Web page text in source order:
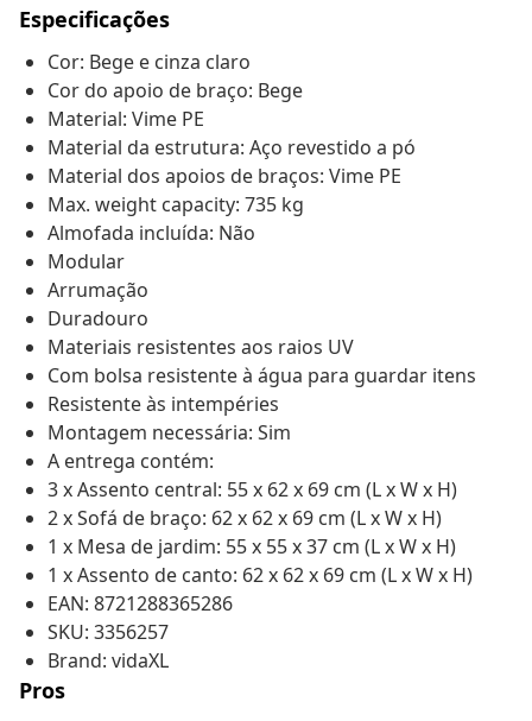
Especificações
Cor: Bege e cinza claro
Cor do apoio de braço: Bege
Material: Vime PE
Material da estrutura: Aço revestido a pó
Material dos apoios de braços: Vime PE
Max. weight capacity: 735 kg
Almofada incluída: Não
Modular
Arrumação
Duradouro
Materiais resistentes aos raios UV
Com bolsa resistente à água para guardar itens
Resistente às intempéries
Montagem necessária: Sim
A entrega contém:
3 x Assento central: 55 x 62 x 69 cm (L x W x H)
2 x Sofá de braço: 62 x 62 x 69 cm (L x W x H)
1 x Mesa de jardim: 55 x 55 x 37 cm (L x W x H)
1 x Assento de canto: 62 x 62 x 69 cm (L x W x H)
EAN: 8721288365286
SKU: 3356257
Brand: vidaXL
Pros